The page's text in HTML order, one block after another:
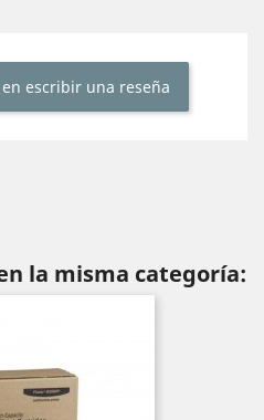
escribir una reseña
la misma categoría: